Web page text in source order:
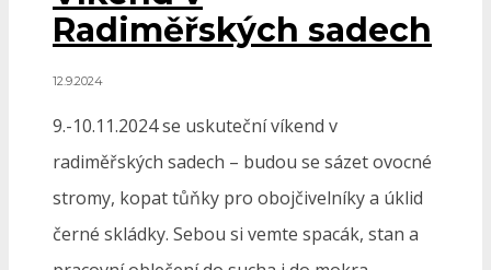
Radiměřských sadech
12.9.2024
9.-10.11.2024 se uskuteční víkend v
radiměřských sadech – budou se sázet ovocné
stromy, kopat tůňky pro obojčivelníky a úklid
černé skládky. Sebou si vemte spacák, stan a